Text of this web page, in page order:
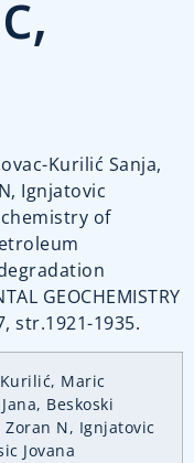
Kurilić Sanja,
Ignjatovic
of
GEOCHEMISTRY
str.1921-1935.
Maric
Beskoski
N, Ignjatovic
Jovana